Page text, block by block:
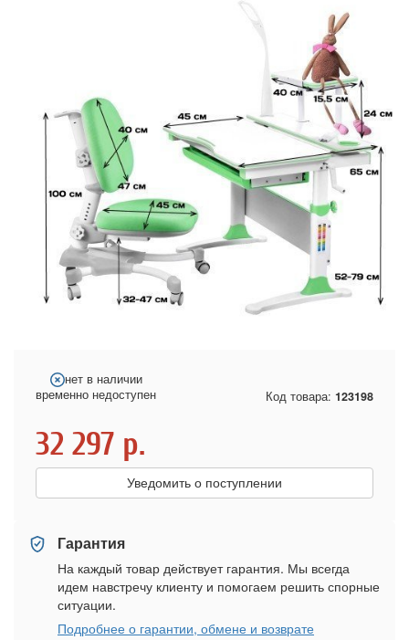
нет в наличии
временно недоступен
Код товара: 123198
32 297 р.
Уведомить о поступлении
Гарантия
На каждый товар действует гарантия. Мы всегда
идем навстречу клиенту и помогаем решить спорные
ситуации.
Подробнее о гарантии, обмене и возврате